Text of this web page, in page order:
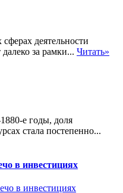
деятельности
за рамки... Читать»
е годы, доля
стала постепенно...
в инвестициях